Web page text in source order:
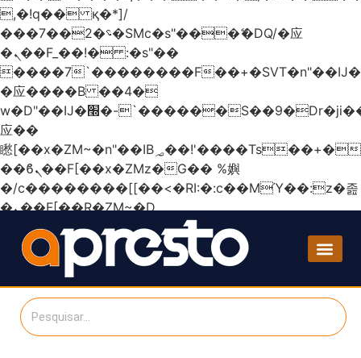
,�!q�� қ�*]/
���؝�2��7�SMc�s"���ޭ�DQ/�应
�ܢ��F_��!� :�s"��
����7`��������F
�应����B ��4�
w�D"��IJ�׭�-`������S��9�Dr�ji��EJ߅��gJ�
应��
矁[��x�ZM~�n"��IB؃��!'����Тѕ��+��(m��IK�ʭ�/|
��ϐܢ��F[��x�ZMz�G�� %嬩
�/c��������[[��<�RI:�:c��MΎ��:z�졾
�ܢ��F[��R�ZM~�D